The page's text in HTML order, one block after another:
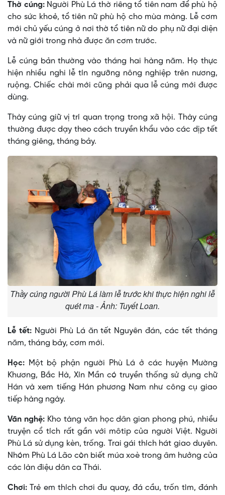
Thờ cúng: Người Phù Lá thờ riêng tổ tiên nam để phù hộ
cho sức khoẻ, tổ tiên nữ phù hộ cho mùa màng. Lễ cơm
mới chủ yếu cúng ở nơi thờ tổ tiên nữ do phụ nữ đại diện
và nữ giới trong nhà được ăn cơm trước.
Lễ cúng bản thường vào tháng hai hàng năm. Họ thực
hiện nhiều nghi lễ tín ngưỡng nông nghiệp trên nương,
ruộng. Chiếc chài mới cũng phải qua lễ cúng mới được
dùng.
Thày cúng giữ vị trí quan trọng trong xã hội. Thày cúng
thường được dạy theo cách truyền khẩu vào các dịp tết
tháng giêng, tháng bảy.
Thầy cúng người Phù Lá làm lễ trước khi thực hiện nghi lễ
quét ma - Ảnh: Tuyết Loan.
Lễ tết:Người Phù Lá ăn tết Nguyên đán, các tết tháng
năm, tháng bảy, cơm mới.
Học: Một bộ phận người Phù Lá ở các huyện Mường
Khương, Bắc Hà, Xín Mần có truyền thống sử dụng chữ
Hán và xem tiếng Hán phương Nam như công cụ giao
tiếp hàng ngày.
Văn nghệ:Kho tàng văn học dân gian phong phú, nhiều
truyện cổ tích rất gần với môtip của người Việt. Người
Phù Lá sử dụng kèn, trống. Trai gái thích hát giao duyên.
Nhóm Phù Lá Lão còn biết múa xoè trong âm hưởng của
các làn điệu dân ca Thái.
Chơi:Trẻ em thích chơi đu quay, đá cầu, trốn tìm, đánh